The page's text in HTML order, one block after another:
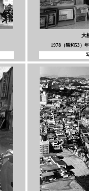
大
1978（昭和53）